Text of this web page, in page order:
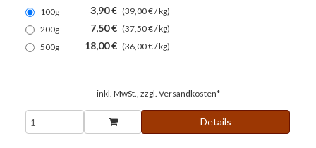
100g 3,90 € (39,00 € / kg)
200g
7,50 € (37,50 € / kg)
500g
18,00 € (36,00 € / kg)
inkl. MwSt., zzgl. Versandkosten*
Details